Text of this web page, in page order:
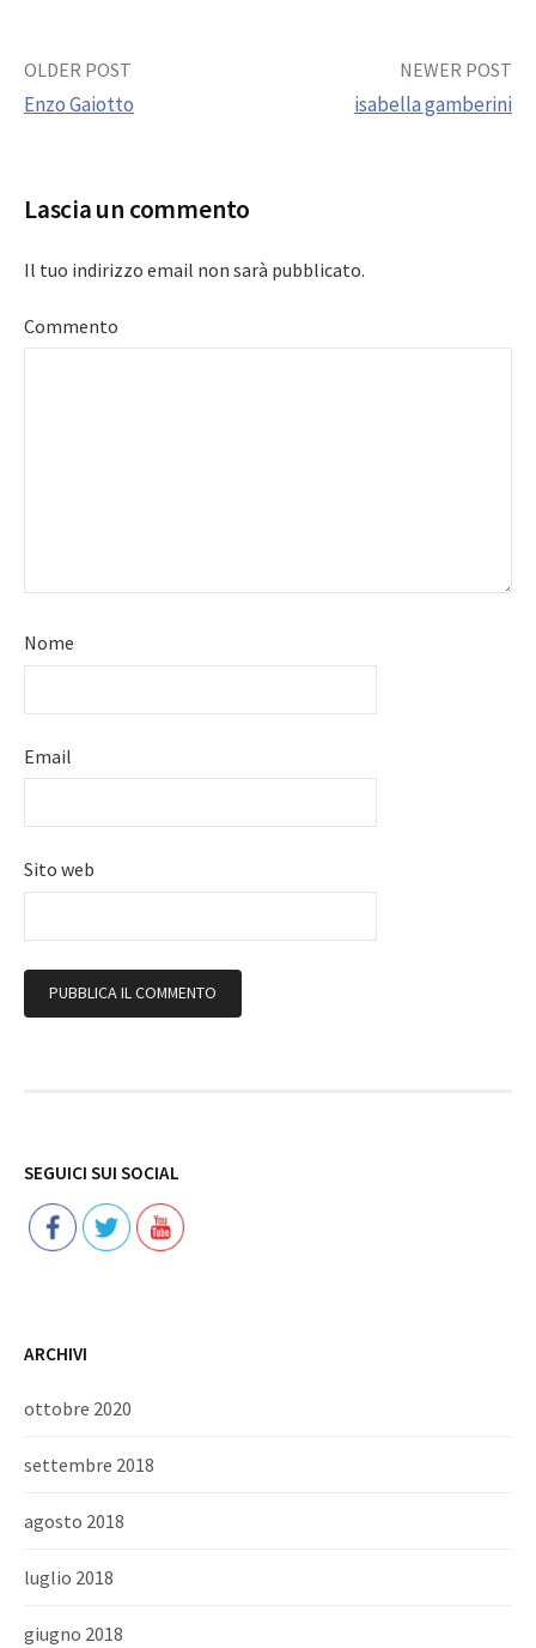
Post
OLDER POST
Enzo Gaiotto
NEWER POST
isabella gamberini
Lascia un commento
Il tuo indirizzo email non sarà pubblicato.
Commento
Nome
Email
Sito web
SEGUICI SUI SOCIAL
ARCHIVI
ottobre 2020
settembre 2018
agosto 2018
luglio 2018
giugno 2018